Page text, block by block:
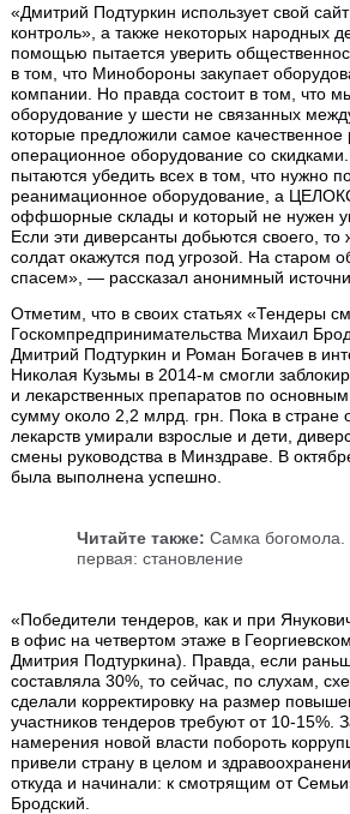
«Дмитрий Подтуркин использует свой
контроль», а также некоторых народных
помощью пытается уверить
в том, что Минобороны закупает
компании. Но правда состоит в том, что
оборудование у шести не связанных
которые предложили самое
операционное оборудование со
пытаются убедить всех в том, что нужно
реанимационное оборудование, а
оффшорные склады и который не нужен
Если эти диверсанты добьются своего,
солдат окажутся под угрозой. На старом
спасем», — рассказал анонимный
Отметим, что в своих статьях «Тендеры
Госкомпредпринимательства Михаил
Дмитрий Подтуркин и Роман Богачев в
Николая Кузьмы в 2014-м смогли
и лекарственных препаратов по
сумму около 2,2 млрд. грн. Пока в стране
лекарств умирали взрослые и дети,
смены руководства в Минздраве. В
была выполнена успешно.
Читайте также: Самка богомола.
первая: становление
«Победители тендеров, как и при
в офис на четвертом этаже в
Дмитрия Подтуркина). Правда, если
составляла 30%, то сейчас, по слухам,
сделали корректировку на размер
участников тендеров требуют от 10-15%.
намерения новой власти побороть
привели страну в целом и
откуда и начинали: к смотрящим от
Бродский.